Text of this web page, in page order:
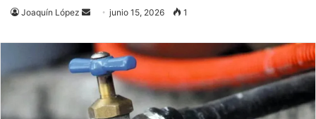
Joaquín López
Send
email
junio 15, 2026 1